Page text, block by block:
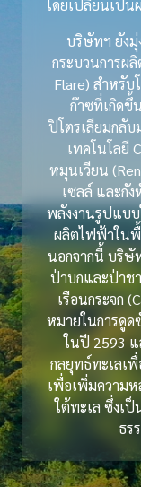
โดยเปลี่ยนเป็
บริษัทฯ ยังมุ่
กระบวนการผ
Flare) สำหรับ
ก๊าซที่เกิดขึ้
ปิโตรเลียมกลับ
เทคโนโลยี
หมุนเวียน
เซลล์ และกัง
พลังงานรูปแบบ
ผลิตไฟฟ้าใน
นอกจากนี้ บริษั
ป่าบกและป่าช
เรือนกระจก
หมายในการดูด
ในปี 2593 แ
กลยุทธ์ทะเลเ
เพื่อเพิ่มความ
ใต้ทะเล ซึ่งเ
ธร